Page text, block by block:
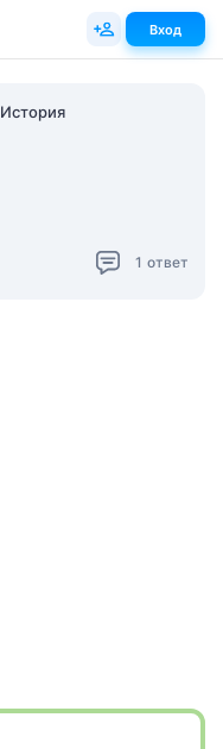
История
1 ответ
Вход